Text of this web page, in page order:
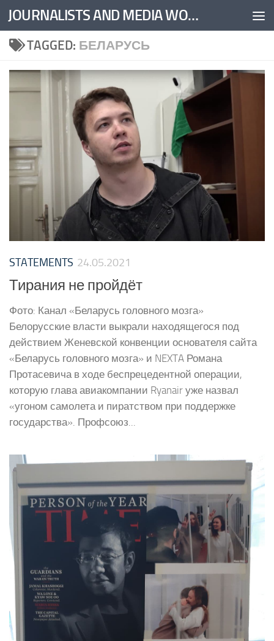
Skip to content JOURNALISTS AND MEDIA WORKERS UNITED
TAGGED: БЕЛАРУСЬ
STATEMENTS 24.05.2021
Тирания не пройдёт
Фото: Канал «Беларусь головного мозга»
Белорусские власти выкрали находящегося под
действием Женевской конвенции основателя сайта
«Беларусь головного мозга» и NEXTA Романа
Протасевича в ходе беспрецедентной операции,
которую глава авиакомпании Ryanair уже назвал
«угоном самолета и пиратством при поддержке
государства». Профсоюз...